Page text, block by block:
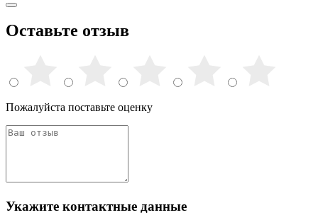
Оставьте отзыв
Пожалуйста поставьте оценку
Укажите контактные данные